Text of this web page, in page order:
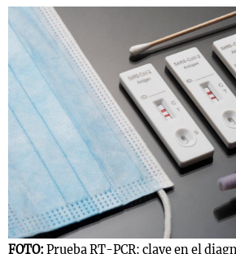
FOTO: Prueba RT-PCR: clave en el